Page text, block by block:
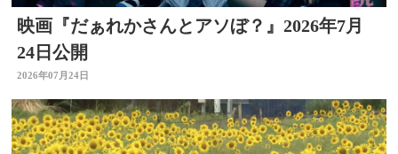
映画『だぁれかさんとアソぼ？』2026年7月
24日公開
2026年07月24日